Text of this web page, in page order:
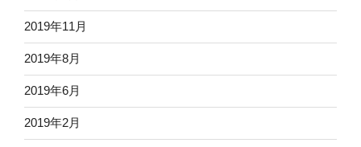
2019年11月
2019年8月
2019年6月
2019年2月